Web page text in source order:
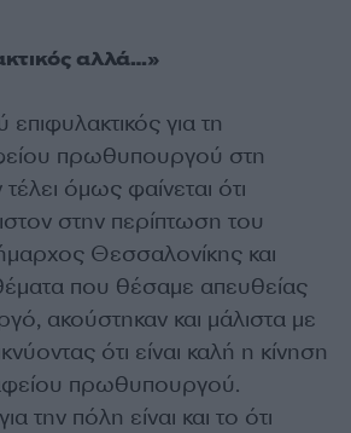
αλλά…»
για τη
πρωθυπουργού στη
όμως φαίνεται ότι
στην περίπτωση του
Θεσσαλονίκης και
θέματα που θέσαμε απευθείας
ακούστηκαν και μάλιστα με
ότι είναι καλή η κίνηση
πρωθυπουργού.
την πόλη είναι και το ότι